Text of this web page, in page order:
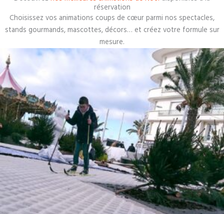
réservation
Choisissez vos animations coups de cœur parmi nos spectacles,
stands gourmands, mascottes, décors… et créez votre formule sur
mesure.